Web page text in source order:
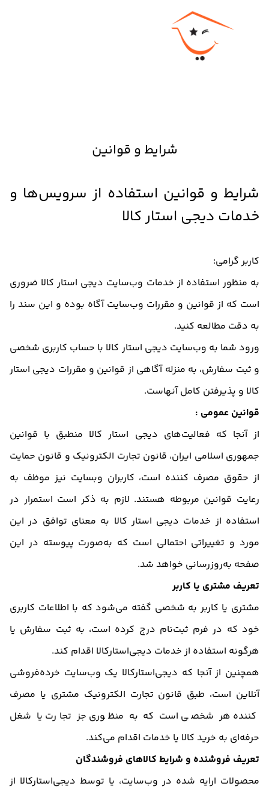
شرایط و قوانین
شرایط و قوانین استفاده از سرویس‌ها و
خدمات دیجی استار کالا
کاربر گرامی؛
به منظور استفاده از خدمات وب‌سایت دیجی استار کالا ضروری
است که از قوانین و مقررات وب‌سایت آگاه بوده و این سند را
به دقت مطالعه کنید.
ورود شما به وب‌سایت دیجی استار کالا با حساب کاربری شخصی
و ثبت سفارش، به منزله آگاهی از قوانین و مقررات دیجی استار
کالا و پذیرفتن کامل آنهاست.
قوانین عمومی :
از آنجا که فعالیت‌های دیجی استار کالا منطبق با قوانین
جمهوری اسلامی ایران، قانون تجارت الکترونیک و قانون حمایت
از حقوق مصرف کننده است، کاربران وبسایت نیز موظف به
رعایت قوانین مربوطه هستند. لازم به ذکر است استمرار در
استفاده از خدمات دیجی استار کالا به معنای توافق در این
مورد و تغییراتی احتمالی است که به‌صورت پیوسته در این
صفحه به‌روزرسانی خواهد شد.
تعریف مشتری یا کاربر
مشتری یا کاربر به شخصی گفته می‌شود که با اطلاعات کاربری
خود که در فرم ثبت‌نام درج کرده است، به ثبت سفارش یا
هرگونه استفاده از خدمات دیجی‌استارکالا اقدام کند.
همچنین از آنجا که دیجی‌استارکالا یک وب‌سایت خرده‌فروشی
آنلاین است، طبق قانون تجارت الکترونیک مشتری یا مصرف
کننده هر شخصی است که به منظوری جز تجارت یا شغل
حرفه‌ای به خرید کالا یا خدمات اقدام می‌کند.
تعریف فروشنده و شرایط کالاهای فروشندگان
محصولات ارایه شده در وب‌سایت، یا توسط دیجی‌استارکالا از